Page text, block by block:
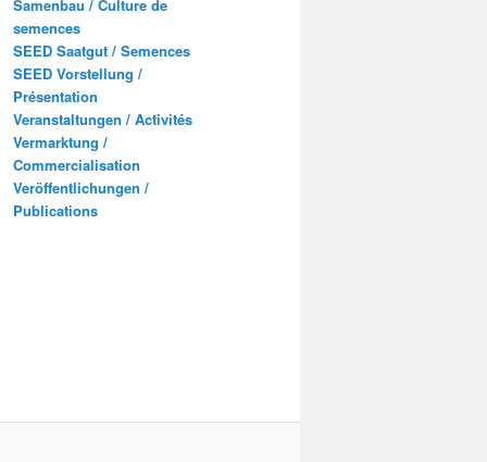
Samenbau / Culture de
semences
SEED Saatgut / Semences
SEED Vorstellung /
Présentation
Veranstaltungen / Activités
Vermarktung /
Commercialisation
Veröffentlichungen /
Publications